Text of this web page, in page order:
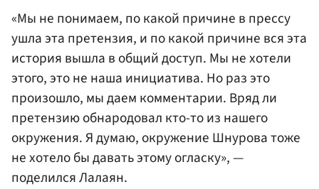
«Мы не понимаем, по какой причине в прессу
ушла эта претензия, и по какой причине вся эта
история вышла в общий доступ. Мы не хотели
этого, это не наша инициатива. Но раз это
произошло, мы даем комментарии. Вряд ли
претензию обнародовал кто-то из нашего
окружения. Я думаю, окружение Шнурова тоже
не хотело бы давать этому огласку», —
поделился Лалаян.